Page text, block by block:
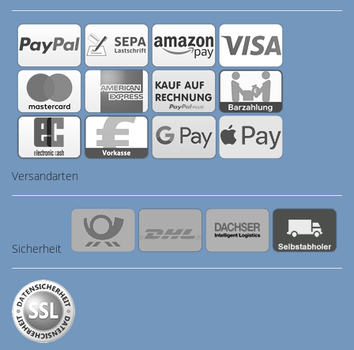
Versandarten
Sicherheit